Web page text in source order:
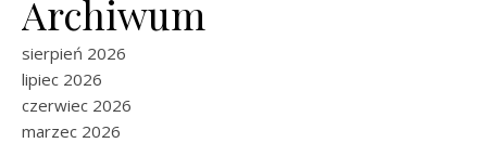
Archiwum
sierpień 2026
lipiec 2026
czerwiec 2026
marzec 2026